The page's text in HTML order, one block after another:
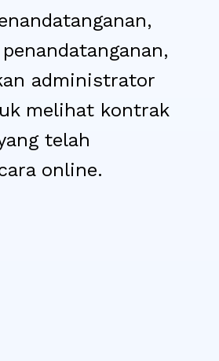
administrator
melihat kontrak
telah
online.